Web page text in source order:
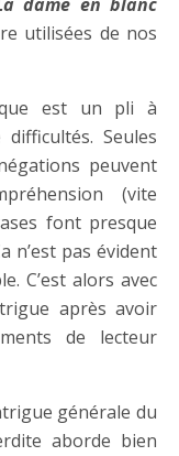
utilisées de nos
est un pli à
Seules
peuvent
(vite
font presque
n’est pas évident
C’est alors avec
après avoir
de lecteur
générale du
aborde bien